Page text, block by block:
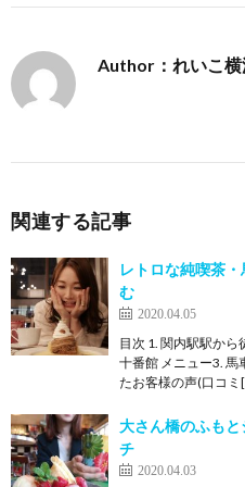
Author：れいこ横
関連する記事
レトロな純喫茶
む
2020.04.05
目次 1. 関内駅駅か
十番館 メニュー3. 馬
たお客様の声(口コ
大さん橋のふも
チ
2020.04.03